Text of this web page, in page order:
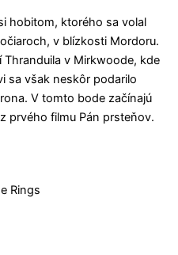
hobitom, ktorého sa volal
v blízkosti Mordoru.
Thranduila v Mirkwoode, kde
sa však neskôr podarilo
V tomto bode začínajú
prvého filmu Pán prsteňov.
Rings